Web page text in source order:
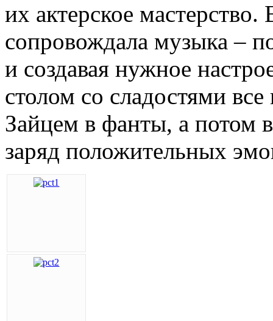
их актерское
сопровождала музыка –
и создавая нужное
столом со сладостями
Зайцем в фанты, а потом
заряд положительных